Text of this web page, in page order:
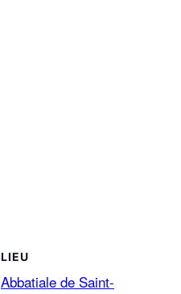
LIEU
Abbatiale de Saint-